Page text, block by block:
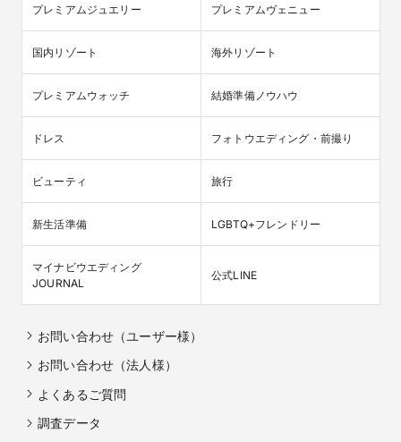
プレミアムジュエリー プレミアムヴェニュー
国内リゾート 海外リゾート
プレミアムウォッチ 結婚準備ノウハウ
ドレス フォトウエディング・前撮り
ビューティ 旅行
新生活準備 LGBTQ+フレンドリー
マイナビウエディング
JOURNAL
公式LINE
お問い合わせ（ユーザー様）
お問い合わせ（法人様）
よくあるご質問
調査データ